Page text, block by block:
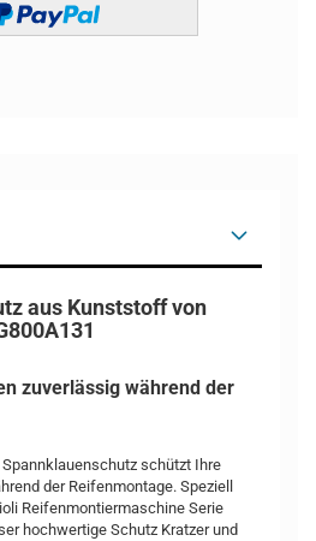
aus Kunststoff von
zuverlässig während der
Spannklauenschutz schützt Ihre
der Reifenmontage. Speziell
Reifenmontiermaschine Serie
hochwertige Schutz Kratzer und